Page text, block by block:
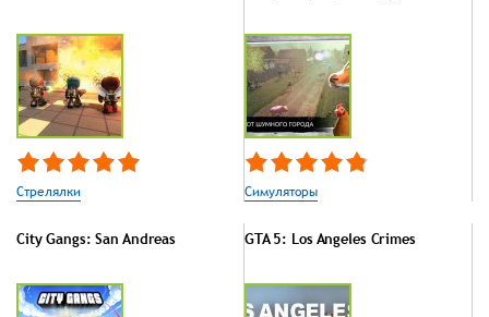
Стрелялки Симуляторы
City Gangs: San Andreas GTA 5: Los Angeles Crimes